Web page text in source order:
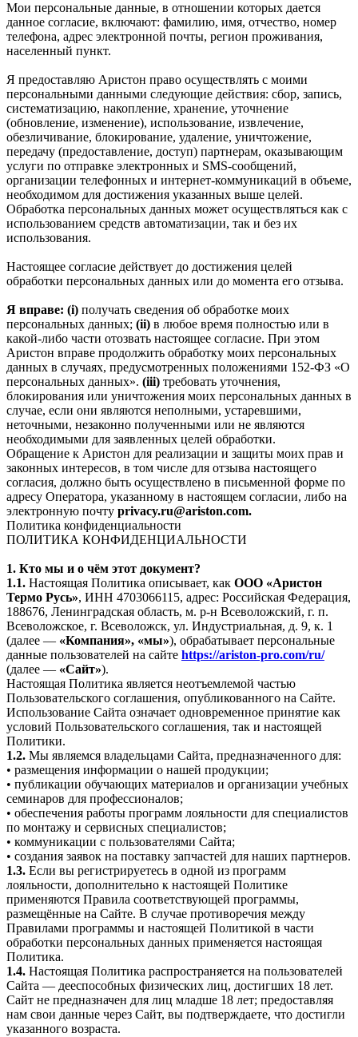
Мои персональные данные, в отношении которых дается
данное согласие, включают: фамилию, имя, отчество, номер
телефона, адрес электронной почты, регион проживания,
населенный пункт.
Я предоставляю Аристон право осуществлять с моими
персональными данными следующие действия: сбор, запись,
систематизацию, накопление, хранение, уточнение
(обновление, изменение), использование, извлечение,
обезличивание, блокирование, удаление, уничтожение,
передачу (предоставление, доступ) партнерам, оказывающим
услуги по отправке электронных и SMS‑сообщений,
организации телефонных и интернет‑коммуникаций в объеме,
необходимом для достижения указанных выше целей.
Обработка персональных данных может осуществляться как с
использованием средств автоматизации, так и без их
использования.
Настоящее согласие действует до достижения целей
обработки персональных данных или до момента его отзыва.
Я вправе: (i) получать сведения об обработке моих
персональных данных; (ii) в любое время полностью или в
какой-либо части отозвать настоящее согласие. При этом
Аристон вправе продолжить обработку моих персональных
данных в случаях, предусмотренных положениями 152-ФЗ «О
персональных данных». (iii) требовать уточнения,
блокирования или уничтожения моих персональных данных в
случае, если они являются неполными, устаревшими,
неточными, незаконно полученными или не являются
необходимыми для заявленных целей обработки.
Обращение к Аристон для реализации и защиты моих прав и
законных интересов, в том числе для отзыва настоящего
согласия, должно быть осуществлено в письменной форме по
адресу Оператора, указанному в настоящем согласии, либо на
электронную почту privacy.ru@ariston.com.
Политика конфиденциальности
ПОЛИТИКА КОНФИДЕНЦИАЛЬНОСТИ
1. Кто мы и о чём этот документ?
1.1. Настоящая Политика описывает, как ООО «Аристон
Термо Русь», ИНН 4703066115, адрес: Российская Федерация,
188676, Ленинградская область, м. р-н Всеволожский, г. п.
Всеволожское, г. Всеволожск, ул. Индустриальная, д. 9, к. 1
(далее — «Компания», «мы»), обрабатывает персональные
данные пользователей на сайте https://ariston-pro.com/ru/
(далее — «Сайт»).
Настоящая Политика является неотъемлемой частью
Пользовательского соглашения, опубликованного на Сайте.
Использование Сайта означает одновременное принятие как
условий Пользовательского соглашения, так и настоящей
Политики.
1.2. Мы являемся владельцами Сайта, предназначенного для:
• размещения информации о нашей продукции;
• публикации обучающих материалов и организации учебных
семинаров для профессионалов;
• обеспечения работы программ лояльности для специалистов
по монтажу и сервисных специалистов;
• коммуникации с пользователями Сайта;
• создания заявок на поставку запчастей для наших партнеров.
1.3. Если вы регистрируетесь в одной из программ
лояльности, дополнительно к настоящей Политике
применяются Правила соответствующей программы,
размещённые на Сайте. В случае противоречия между
Правилами программы и настоящей Политикой в части
обработки персональных данных применяется настоящая
Политика.
1.4. Настоящая Политика распространяется на пользователей
Сайта — дееспособных физических лиц, достигших 18 лет.
Сайт не предназначен для лиц младше 18 лет; предоставляя
нам свои данные через Сайт, вы подтверждаете, что достигли
указанного возраста.